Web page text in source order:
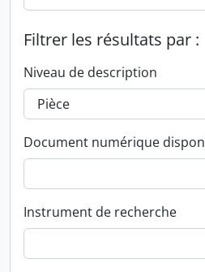
Filtrer les résultats par :
Niveau de description
Document numérique
Instrument de recherche